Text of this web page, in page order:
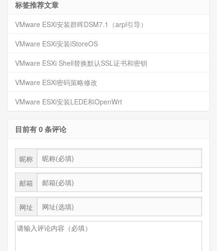
标签推荐文章
VMware ESXi安装群晖DSM7.1（arpl引导）
VMware ESXi安装iStoreOS
VMware ESXi Shell替换默认SSL证书和密钥
VMware ESXi密码策略修改
VMware ESXi安装LEDE和OpenWrt
目前有 0 条评论
昵称
邮箱
网址